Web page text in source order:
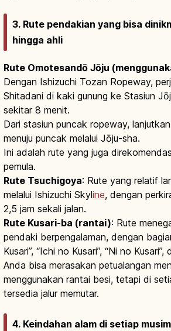
3. Rute pendakian yang bisa
hingga ahli
Rute Omotesandō Jōju
Dengan Ishizuchi Tozan Ropeway,
Shitadani di kaki gunung ke Stasiun
sekitar 8 menit.
Dari stasiun puncak ropeway,
menuju puncak melalui Jōju-sha.
Ini adalah rute yang juga
pemula.
Rute Tsuchigoya: Rute yang relatif
melalui Ishizuchi Skyline, dengan
2,5 jam sekali jalan.
Rute Kusari-ba (rantai): Rute
pendaki berpengalaman, dengan
Kusari”, “Ichi no Kusari”, “Ni no Kusari”,
Anda bisa merasakan petualangan
menggunakan rantai besi, tetapi di
tersedia jalur memutar.
4. Keindahan alam di setiap musim